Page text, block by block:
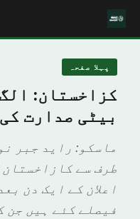
پہلا صفحہ
کزاخستان:
بیٹی صدارت
ماسکو: راید جبر
طرف سے
اعلان کے ایک دن
فیصلے کئے ہیں جن